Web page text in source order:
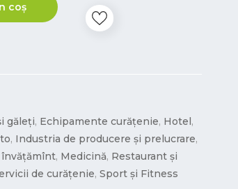
coș
găleți, Echipamente curățenie, Hotel,
, Industria de producere și prelucrare,
, Medicină, Restaurant și
de curățenie,Sport și Fitness